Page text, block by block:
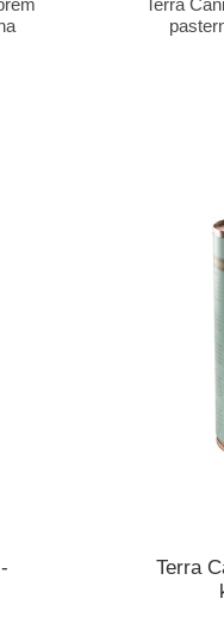
Terra
Terra